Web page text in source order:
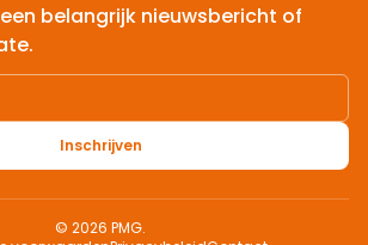
belangrijk nieuwsbericht of
Inschrijven
© 2026 PMG.